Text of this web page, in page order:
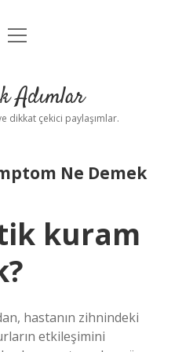
Uyarı
menüyü
Adımlar
dikkat çekici paylaşımlar.
Ne Demek
kuram
hastanın zihnindeki
etkileşimini